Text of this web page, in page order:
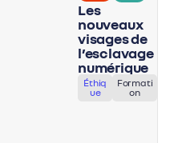
Les
nouveaux
visages de
l’esclavage
numérique
Éthiq
ue
Formati
on